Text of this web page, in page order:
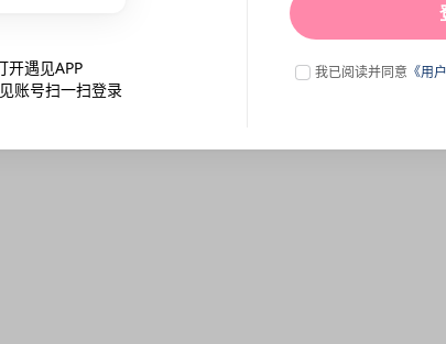
开遇见APP
账号扫一扫登录
我已阅读并同意 《用